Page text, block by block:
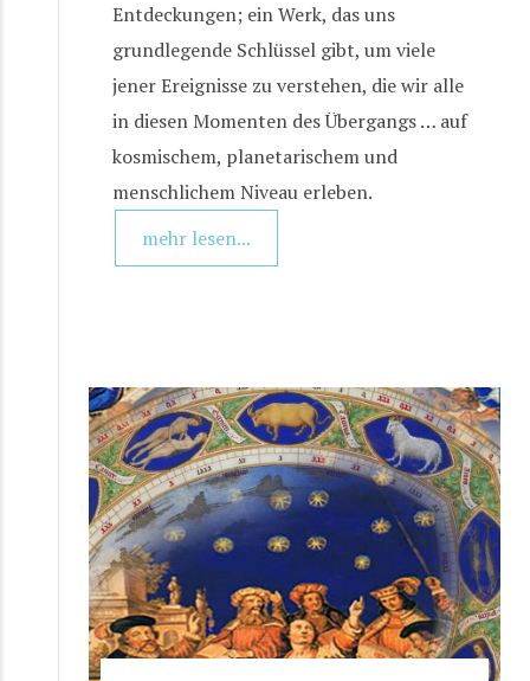
Entdeckungen; ein Werk, das uns
grundlegende Schlüssel gibt, um viele
jener Ereignisse zu verstehen, die wir alle
in diesen Momenten des Übergangs … auf
kosmischem, planetarischem und
menschlichem Niveau erleben.
mehr lesen...